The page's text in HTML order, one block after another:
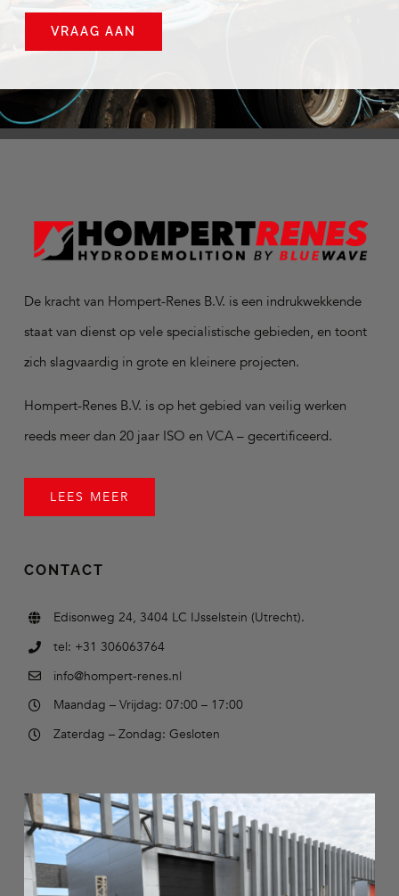
VRAAG AAN
De kracht van Hompert-Renes B.V. is een indrukwekkende
staat van dienst op vele specialistische gebieden, en toont
zich slagvaardig in grote en kleinere projecten.
Hompert-Renes B.V. is op het gebied van veilig werken
reeds meer dan 20 jaar ISO en VCA – gecertificeerd.
LEES MEER
CONTACT
Edisonweg 24, 3404 LC IJsselstein (Utrecht).
tel: +31 306063764
info@hompert-renes.nl
Maandag – Vrijdag: 07:00 – 17:00
Zaterdag – Zondag: Gesloten